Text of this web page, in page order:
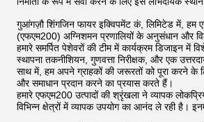
गुआंगज़ौ शिंगजिन फायर इक्विपमेंट कं, लिमिटेड में, हम
(एफएम200) अग्निशमन प्रणालियों के अनुसंधान और
हमारे समर्पित पेशेवरों की टीम में कार्यक्रम डिजाइन में
स्थापना तकनीशियन, गुणवत्ता निरीक्षक, और एक
साथ में, हम अपने ग्राहकों की जरूरतों को पूरा करने के
और समाधान प्रदान करने का प्रयास करते हैं।
हमारे एफएम200 उत्पादों की श्रृंखला ने व्यापक
विभिन्न क्षेत्रों में व्यापक उपयोग का आनंद ले रही है।